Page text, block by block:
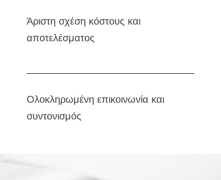
Άριστη σχέση κόστους και
αποτελέσματος
Ολοκληρωμένη επικοινωνία και
συντονισμός